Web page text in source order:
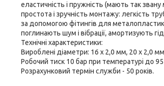
еластичність і пружність (мають так
простота і зручність монтажу: легкість
за допомогою фітингів для
поглинають шум і вібрації, амортизують
Технічні характеристики:
Вироблені діаметри: 16 х 2,0 мм, 20 х 2,0
Робочий тиск 10 бар при температурі до 95
Розрахунковий термін служби - 50 років.